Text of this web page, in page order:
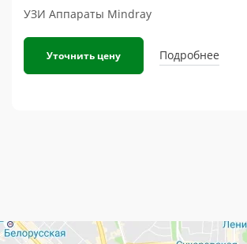
УЗИ Аппараты Mindray
Уточнить цену Подробнее